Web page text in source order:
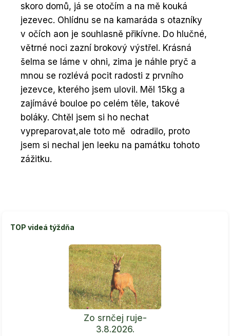
skoro domů, já se otočím a na mě kouká
jezevec. Ohlídnu se na kamaráda s otazníky
v očích aon je souhlasně přikívne. Do hlučné,
větrné noci zazní brokový výstřel. Krásná
šelma se láme v ohni, zima je náhle pryč a
mnou se rozlévá pocit radosti z prvního
jezevce, kterého jsem ulovil. Měl 15kg a
zajímávé bouloe po celém těle, takové
boláky. Chtěl jsem si ho nechat
vypreparovat,ale toto mě odradilo, proto
jsem si nechal jen leeku na památku tohoto
zážitku.
TOP videá týždňa
Zo srnčej ruje-
3.8.2026.